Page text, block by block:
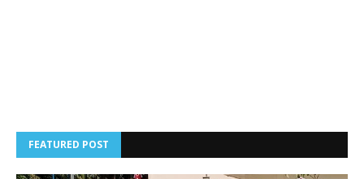
FEATURED POST